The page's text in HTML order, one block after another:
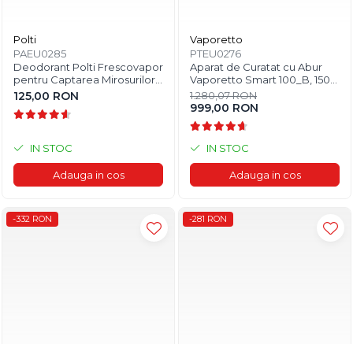
Polti
PAEU0285
Deodorant Polti Frescovapor
pentru Captarea Mirosurilor
Neplacute
125,00 RON
IN STOC
Adauga in cos
Vaporetto
PTEU0276
Aparat de Curatat cu Abur
Vaporetto Smart 100_B, 1500
W, 2 l, 4 Bar, 110 gr/min,
Alb/Albastru
1.280,07 RON
999,00 RON
IN STOC
Adauga in cos
-332 RON -281 RON